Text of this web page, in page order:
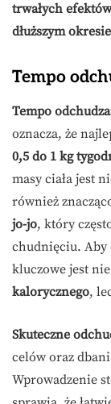
trwałych
dłuższym
Tempo
Tempo
oznacza, że
0,5 do 1 kg
masy ciała jest
również
jo-jo, który
chudnięciu. Aby
kluczowe jest
kalorycznego,
Skuteczne
celów oraz
Wprowadzenie